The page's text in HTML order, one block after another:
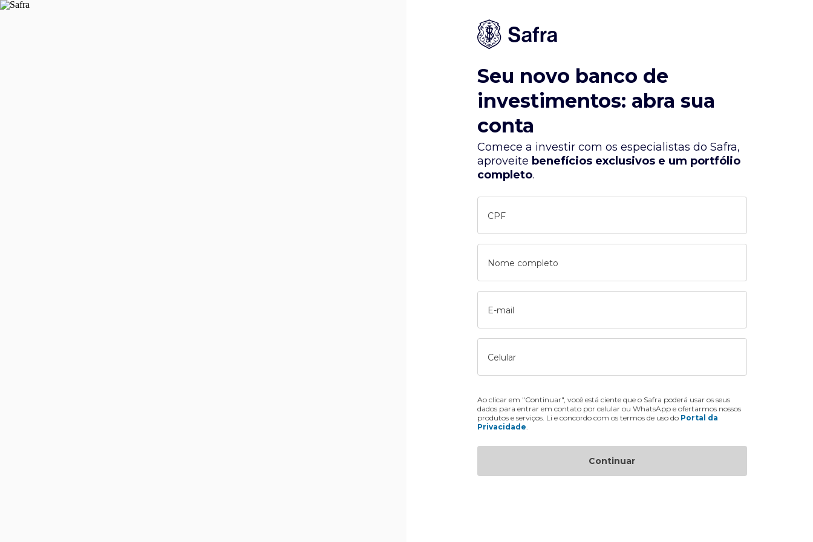
Seu novo banco de
investimentos: abra sua
conta
Comece a investir com os especialistas do Safra,
aproveite benefícios exclusivos e um portfólio
completo.
CPF
Nome completo
E-mail
Celular
Ao clicar em "Continuar", você está ciente que o Safra poderá usar os seus
dados para entrar em contato por celular ou WhatsApp e ofertarmos nossos
produtos e serviços. Li e concordo com os termos de uso do Portal da
Privacidade
Continuar